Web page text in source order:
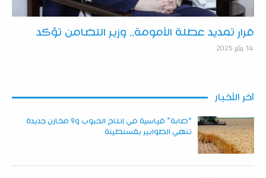
قرار تمديد عطلة الأمومة.. وزير التضامن تؤكد
14 يناير 2025
آخر الأخبار
“صابة” قياسية في إنتاج الحبوب و9 مخازن جديدة
تنهي الطوابير بقسنطينة